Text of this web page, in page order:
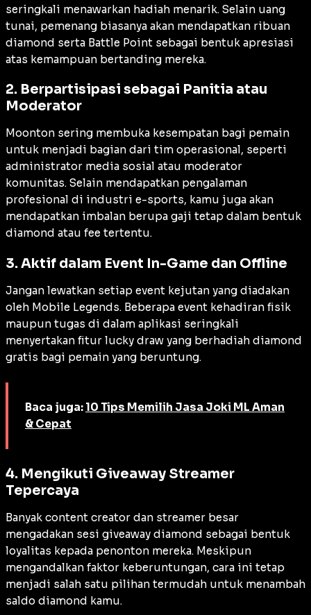
seringkali menawarkan hadiah menarik. Selain uang
tunai, pemenang biasanya akan mendapatkan ribuan
diamond serta Battle Point sebagai bentuk apresiasi
atas kemampuan bertanding mereka.
2. Berpartisipasi sebagai Panitia atau
Moderator
Moonton sering membuka kesempatan bagi pemain
untuk menjadi bagian dari tim operasional, seperti
administrator media sosial atau moderator
komunitas. Selain mendapatkan pengalaman
profesional di industri e-sports, kamu juga akan
mendapatkan imbalan berupa gaji tetap dalam bentuk
diamond atau fee tertentu.
3. Aktif dalam Event In-Game dan Offline
Jangan lewatkan setiap event kejutan yang diadakan
oleh Mobile Legends. Beberapa event kehadiran fisik
maupun tugas di dalam aplikasi seringkali
menyertakan fitur lucky draw yang berhadiah diamond
gratis bagi pemain yang beruntung.
Baca juga: 10 Tips Memilih Jasa Joki ML Aman
& Cepat
4. Mengikuti Giveaway Streamer
Tepercaya
Banyak content creator dan streamer besar
mengadakan sesi giveaway diamond sebagai bentuk
loyalitas kepada penonton mereka. Meskipun
mengandalkan faktor keberuntungan, cara ini tetap
menjadi salah satu pilihan termudah untuk menambah
saldo diamond kamu.